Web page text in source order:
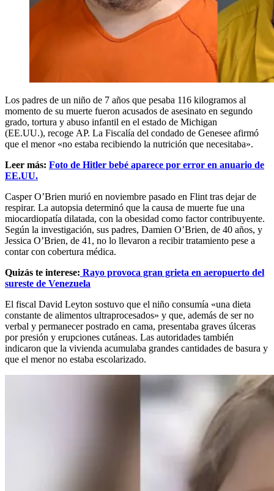
Los padres de un niño de 7 años que pesaba 116 kilogramos al
momento de su muerte fueron acusados de asesinato en segundo
grado, tortura y abuso infantil en el estado de Michigan
(EE.UU.), recoge AP. La Fiscalía del condado de Genesee afirmó
que el menor «no estaba recibiendo la nutrición que necesitaba».
Leer más: Foto de Hitler bebé aparece por error en anuario de
EE.UU.
Casper O’Brien murió en noviembre pasado en Flint tras dejar de
respirar. La autopsia determinó que la causa de muerte fue una
miocardiopatía dilatada, con la obesidad como factor contribuyente.
Según la investigación, sus padres, Damien O’Brien, de 40 años, y
Jessica O’Brien, de 41, no lo llevaron a recibir tratamiento pese a
contar con cobertura médica.
Quizás te interese: Rayo provoca gran grieta en aeropuerto del
sureste de Venezuela
El fiscal David Leyton sostuvo que el niño consumía «una dieta
constante de alimentos ultraprocesados» y que, además de ser no
verbal y permanecer postrado en cama, presentaba graves úlceras
por presión y erupciones cutáneas. Las autoridades también
indicaron que la vivienda acumulaba grandes cantidades de basura y
que el menor no estaba escolarizado.